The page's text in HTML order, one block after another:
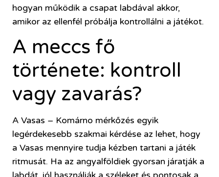
hogyan működik a csapat labdával akkor,
amikor az ellenfél próbálja kontrollálni a játékot.
A meccs fő
története: kontroll
vagy zavarás?
A Vasas – Komárno mérkőzés egyik
legérdekesebb szakmai kérdése az lehet, hogy
a Vasas mennyire tudja kézben tartani a játék
ritmusát. Ha az angyalföldiek gyorsan járatják a